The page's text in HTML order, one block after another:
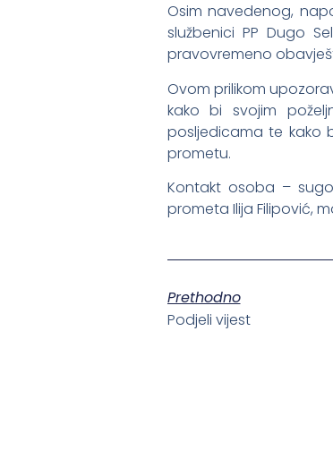
Osim navedenog,
službenici PP Dugo
pravovremeno
Ovom prilikom
kako bi svojim
posljedicama te kako
prometu.
Kontakt osoba –
prometa Ilija Filipović,
Prethodno
Podjeli vijest